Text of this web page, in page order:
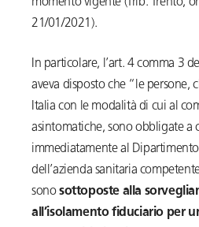
21/01/2021).
In particolare, l’art. 4 comma 3
aveva disposto che “le persone,
Italia con le modalità di cui al
asintomatiche, sono obbligate a
immediatamente al
dell’azienda sanitaria
sonosottoposte alla
all’isolamento fiduciario per